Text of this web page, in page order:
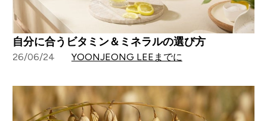
自分に合うビタミン＆ミネラルの選び方
26/06/24 YOONJEONG LEEまでに